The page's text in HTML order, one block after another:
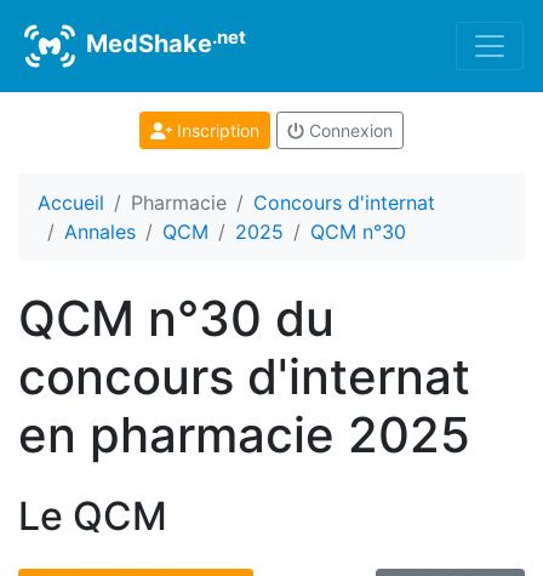
MedShake.net
Inscription Connexion
Accueil Pharmacie
Concours d'internat
Annales
QCM 2025 QCM n°30
QCM n°30 du
concours d'internat
en pharmacie 2025
Le QCM